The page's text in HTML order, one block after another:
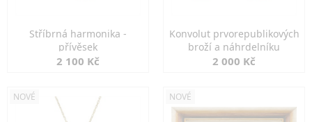
Stříbrná harmonika -
přívěsek
2 100 Kč
Konvolut prvorepublikových
broží a náhrdelníku
2 000 Kč
NOVÉ NOVÉ